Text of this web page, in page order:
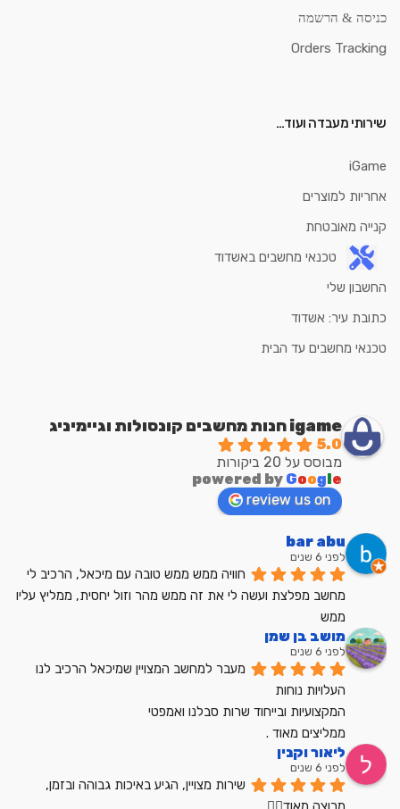
כניסה & הרשמה
Orders Tracking
שירותי מעבדה ועוד…
iGame
אחריות למוצרים
קנייה מאובטחת
טכנאי מחשבים באשדוד
החשבון שלי
כתובת עיר: אשדוד
טכנאי מחשבים עד הבית
igame חנות מחשבים קונסולות וגיימיניג
5.0
מבוסס על 20 ביקורות
powered by Google
review us on
bar abu
לפני 6 שנים
ממש
מושב בן שמן
לפני 6 שנים
מעבר למחשב המצויין שמיכאל הרכיב לנו
העלויות נוחות
המקצועיות ובייחוד שרות סבלנו ואמפטי
ממליצים מאוד .
ליאור וקנין
לפני 6 שנים